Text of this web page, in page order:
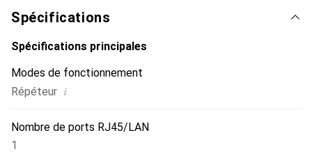
Spécifications
Spécifications principales
Modes de fonctionnement
Répéteur i
Nombre de ports RJ45/LAN
1